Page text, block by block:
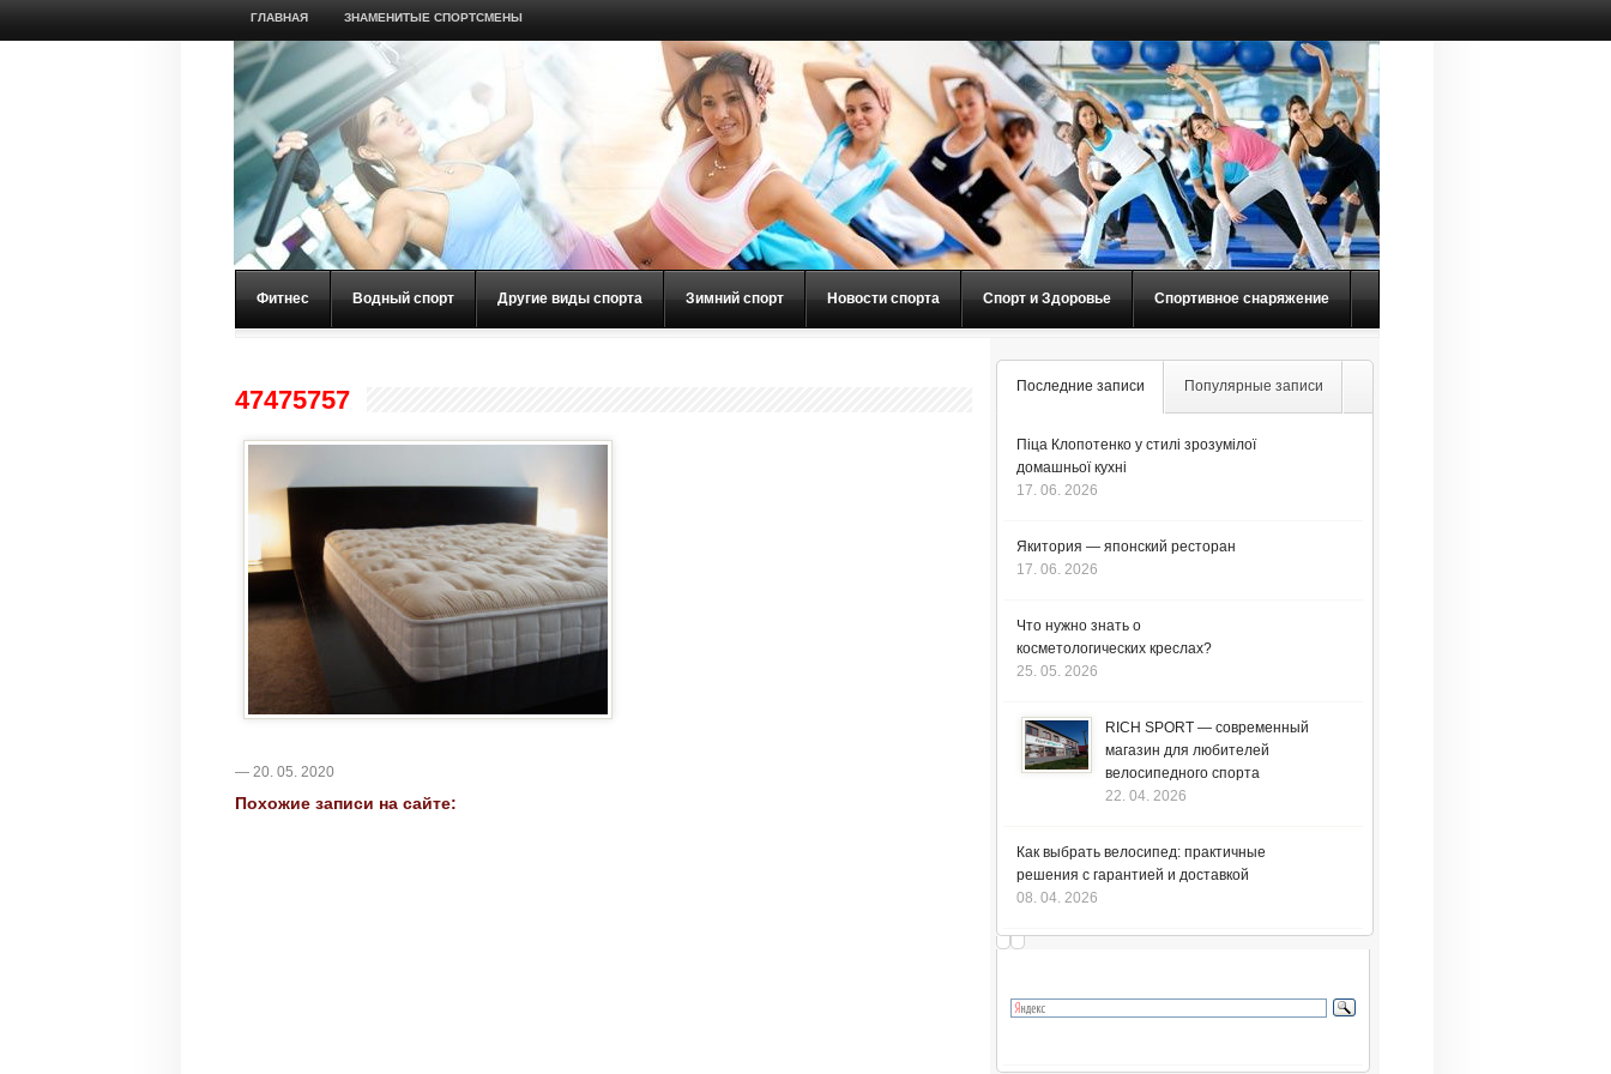
ГЛАВНАЯ ЗНАМЕНИТЫЕ СПОРТСМЕНЫ
Фитнес Водный спорт Другие виды спорта Зимний спорт Новости спорта Спорт и Здоровье Спортивное снаряжение
47475757
— 20. 05. 2020
Похожие записи на сайте:
Последние записи Популярные записи
Піца Клопотенко у стилі зрозумілої
домашньої кухні
17. 06. 2026
Якитория — японский ресторан
17. 06. 2026
Что нужно знать о
косметологических креслах?
25. 05. 2026
RICH SPORT — современный
магазин для любителей
велосипедного спорта
22. 04. 2026
Как выбрать велосипед: практичные
решения с гарантией и доставкой
08. 04. 2026